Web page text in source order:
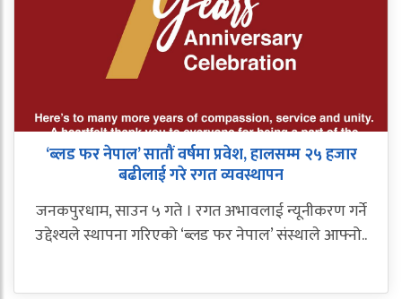
‘ब्लड फर नेपाल’ सातौं वर्षमा प्रवेश, हालसम्म २५ हजार
बढीलाई गरे रगत व्यवस्थापन
जनकपुरधाम, साउन ५ गते । रगत अभावलाई न्यूनीकरण गर्ने
उद्देश्यले स्थापना गरिएको ‘ब्लड फर नेपाल’ संस्थाले आफ्नो..